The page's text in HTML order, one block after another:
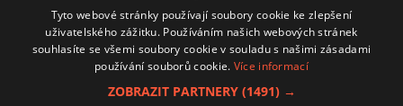
Přihlášením k newsletteru vyjadřujete svůj souhlas spodmínkami
zpracování osobních údajů.
CZECH
Tyto webové stránky používají soubory cookie ke zlepšení
uživatelského zážitku. Používáním našich webových stránek
souhlasíte se všemi soubory cookie v souladu s našimi zásadami
používání souborů cookie. Více informací
ZOBRAZIT PARTNERY (1491) →